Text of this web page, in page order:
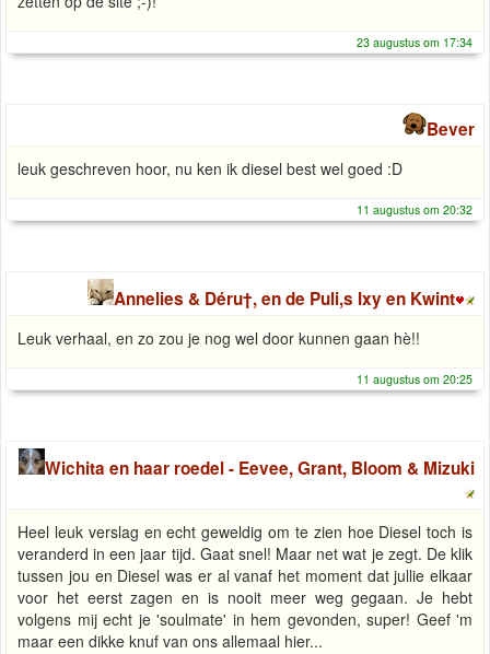
23 augustus om 17:34
Bever
leuk geschreven hoor, nu ken ik diesel best wel goed :D
11 augustus om 20:32
Annelies & Déru†, en de Puli,s Ixy en Kwint
Leuk verhaal, en zo zou je nog wel door kunnen gaan hè!!
11 augustus om 20:25
Wichita en haar roedel - Eevee, Grant, Bloom & Mizuki
Heel leuk verslag en echt geweldig om te zien hoe Diesel toch is
veranderd in een jaar tijd. Gaat snel! Maar net wat je zegt. De klik
tussen jou en Diesel was er al vanaf het moment dat jullie elkaar
voor het eerst zagen en is nooit meer weg gegaan. Je hebt
volgens mij echt je 'soulmate' in hem gevonden, super! Geef 'm
maar een dikke knuf van ons allemaal hier...